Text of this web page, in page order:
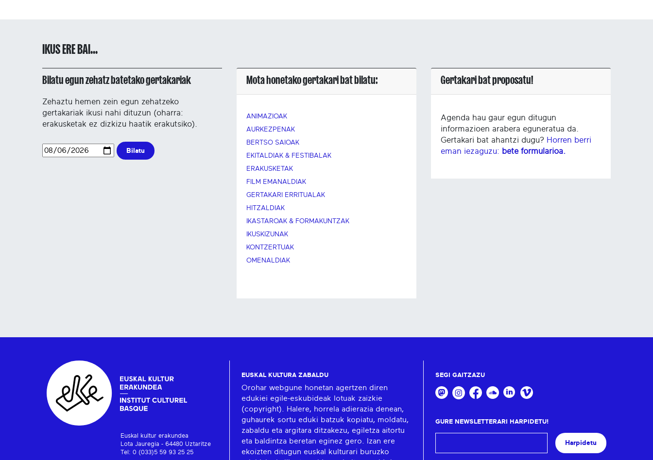
IKUS ERE BAI...
Bilatu egun zehatz batetako gertakariak
Zehaztu hemen zein egun zehatzeko
gertakariak ikusi nahi dituzun (oharra:
erakusketak ez dizkizu haatik erakutsiko).
Bilatu
Mota honetako gertakari bat bilatu:
ANIMAZIOAK
AURKEZPENAK
BERTSO SAIOAK
EKITALDIAK & FESTIBALAK
ERAKUSKETAK
FILM EMANALDIAK
GERTAKARI ERRITUALAK
HITZALDIAK
IKASTAROAK & FORMAKUNTZAK
IKUSKIZUNAK
KONTZERTUAK
OMENALDIAK
Gertakari bat proposatu!
Agenda hau gaur egun ditugun
informazioen arabera eguneratua da.
Gertakari bat ahantzi dugu? Horren berri
eman iezaguzu: bete formularioa.
Euskal kultur erakundea
Lota Jauregia - 64480 Uztaritze
Tel: 0 (033)5 59 93 25 25
EUSKAL KULTURA ZABALDU
Orohar webgune honetan agertzen diren
edukiei egile-eskubideak lotuak zaizkie
(copyright). Halere, horrela adierazia denean,
guhaurek sortu eduki batzuk kopiatu, moldatu,
zabaldu eta argitara ditzakezu, egiletza aitortu
eta baldintza beretan eginez gero. Izan ere
ekoizten ditugun euskal kulturari buruzko
SEGI GAITZAZU
GURE NEWSLETTERARI HARPIDETU!
Harpidetu